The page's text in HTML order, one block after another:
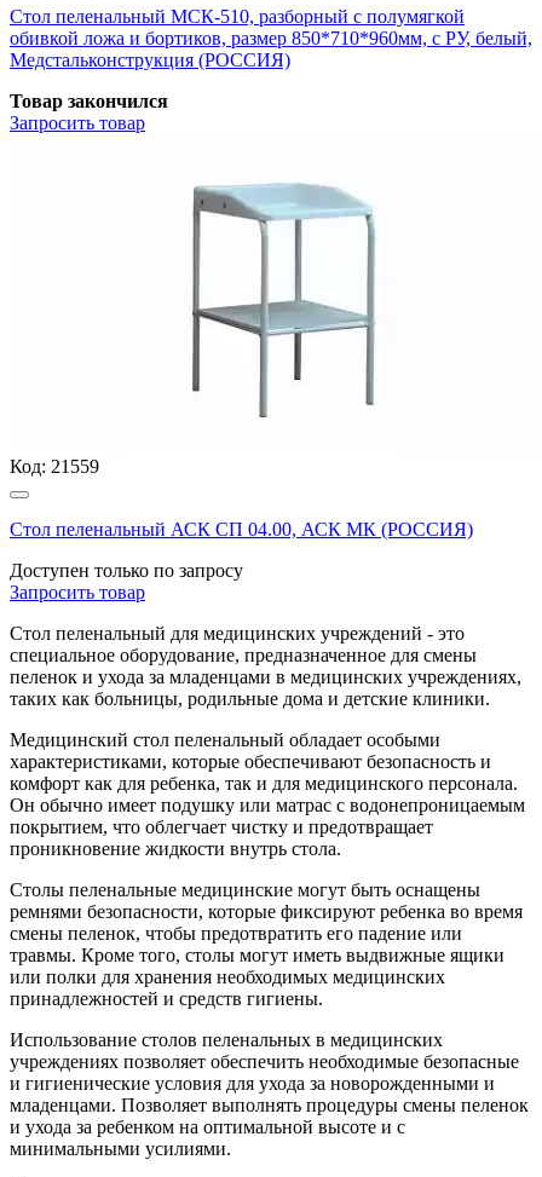
Стол пеленальный МСК-510, разборный с полумягкой
обивкой ложа и бортиков, размер 850*710*960мм, с РУ, белый,
Медстальконструкция (РОССИЯ)
Товар закончился
Запросить товар
Код: 21559
Стол пеленальный АСК СП 04.00, АСК МК (РОССИЯ)
Доступен только по запросу
Запросить товар
Стол пеленальный для медицинских учреждений - это
специальное оборудование, предназначенное для смены
пеленок и ухода за младенцами в медицинских учреждениях,
таких как больницы, родильные дома и детские клиники.
Медицинский стол пеленальный обладает особыми
характеристиками, которые обеспечивают безопасность и
комфорт как для ребенка, так и для медицинского персонала.
Он обычно имеет подушку или матрас с водонепроницаемым
покрытием, что облегчает чистку и предотвращает
проникновение жидкости внутрь стола.
Столы пеленальные медицинские могут быть оснащены
ремнями безопасности, которые фиксируют ребенка во время
смены пеленок, чтобы предотвратить его падение или
травмы. Кроме того, столы могут иметь выдвижные ящики
или полки для хранения необходимых медицинских
принадлежностей и средств гигиены.
Использование столов пеленальных в медицинских
учреждениях позволяет обеспечить необходимые безопасные
и гигиенические условия для ухода за новорожденными и
младенцами. Позволяет выполнять процедуры смены пеленок
и ухода за ребенком на оптимальной высоте и с
минимальными усилиями.